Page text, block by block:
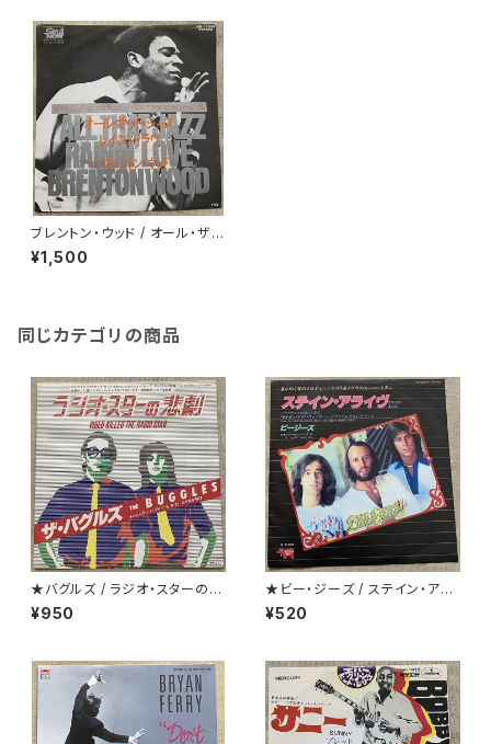
ブレントン・ウッド / オール・ザッ
ト・ジャズ
¥1,500
同じカテゴリの商品
★バグルズ / ラジオ・スターの悲
劇
¥950
★ビー・ジーズ / ステイン・アラ
イヴ
¥520